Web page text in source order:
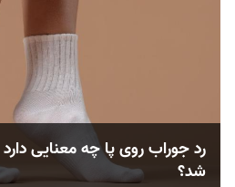
رد جوراب روی پا چه معنایی
شد؟